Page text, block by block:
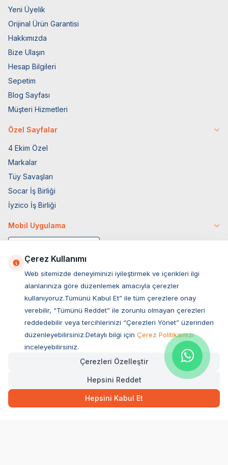
899,00 Hızlı Teslimat Kargo Bedava
SEPETE EKLE
Yeni Üyelik
Orijinal Ürün Garantisi
Hakkımızda
Bize Ulaşın
Hesap Bilgileri
Sepetim
Blog Sayfası
Müşteri Hizmetleri
Özel Sayfalar
4 Ekim Özel
Markalar
Tüy Savaşları
Socar İş Birliği
İyzico İş Birliği
Mobil Uygulama
Müşteri Hizmetleri
Sıkça Sorulan Sorular
Ovacık Mah. Hacıoğlu Sok. No:13 Başiskele / KOCAELİ
Müşteri Destek Hattı
Çerez Kullanımı
Web sitemizde deneyiminizi iyileştirmek ve içerikleri ilgi
alanlarınıza göre düzenlemek amacıyla çerezler
kullanıyoruz.Tümünü Kabul Et” ile tüm çerezlere onay
verebilir, “Tümünü Reddet” ile zorunlu olmayan çerezleri
reddedebilir veya tercihlerinizi “Çerezleri Yönet” üzerinden
düzenleyebilirsiniz.Detaylı bilgi için Çerez Politikamızı
inceleyebilirsiniz.
Çerezleri Özelleştir
Hepsini Reddet
Hepsini Kabul Et